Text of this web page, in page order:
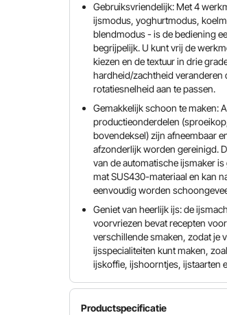
Gebruiksvriendelijk: Met 4
ijsmodus, yoghurtmodus,
blendmodus - is de bediening
begrijpelijk. U kunt vrij de
kiezen en de textuur in drie
hardheid/zachtheid veranderen
rotatiesnelheid aan te passen.
Gemakkelijk schoon te maken:
productieonderdelen
bovendeksel) zijn afneembaar
afzonderlijk worden gereinigd.
van de automatische ijsmaker is
mat SUS430-materiaal en kan
eenvoudig worden
Geniet van heerlijk ijs: de
voorvriezen bevat recepten
verschillende smaken, zodat je
ijsspecialiteiten kunt maken,
ijskoffie, ijshoorntjes, ijstaarten
Productspecificatie